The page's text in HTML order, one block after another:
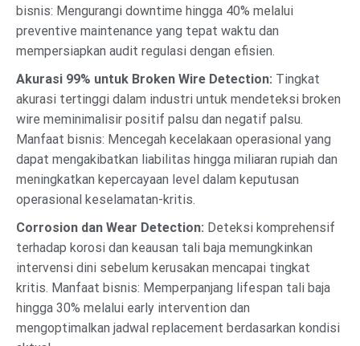
bisnis: Mengurangi downtime hingga 40% melalui
preventive maintenance yang tepat waktu dan
mempersiapkan audit regulasi dengan efisien.
Akurasi 99% untuk Broken Wire Detection: Tingkat
akurasi tertinggi dalam industri untuk mendeteksi broken
wire meminimalisir positif palsu dan negatif palsu.
Manfaat bisnis: Mencegah kecelakaan operasional yang
dapat mengakibatkan liabilitas hingga miliaran rupiah dan
meningkatkan kepercayaan level dalam keputusan
operasional keselamatan-kritis.
Corrosion dan Wear Detection: Deteksi komprehensif
terhadap korosi dan keausan tali baja memungkinkan
intervensi dini sebelum kerusakan mencapai tingkat
kritis. Manfaat bisnis: Memperpanjang lifespan tali baja
hingga 30% melalui early intervention dan
mengoptimalkan jadwal replacement berdasarkan kondisi